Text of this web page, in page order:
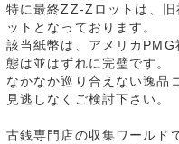
特に最終ZZ-Zロットは、
ットとなっております。
該当紙幣は、アメリカ
態は並はずれに完璧です。
なかなか巡り合えない逸品
見逃しなくご検討下さい。
古銭専門店の収集ワールド